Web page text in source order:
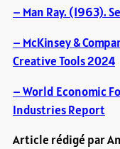
– Man Ray. (1963).
– McKinsey &
Creative Tools 2024
– World Economic
Industries Report
Article rédigé par